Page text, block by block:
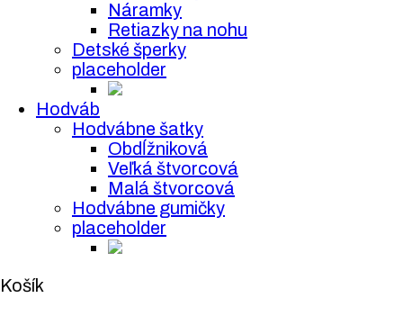
Náramky
Retiazky na nohu
Detské šperky
placeholder
Hodváb
Hodvábne šatky
Obdĺžniková
Veľká štvorcová
Malá štvorcová
Hodvábne gumičky
placeholder
Košík